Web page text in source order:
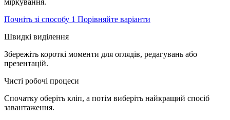
міркування.
Почніть зі способу 1 Порівняйте варіанти
Швидкі виділення
Збережіть короткі моменти для оглядів, редагувань або
презентацій.
Чисті робочі процеси
Спочатку оберіть кліп, а потім виберіть найкращий спосіб
завантаження.